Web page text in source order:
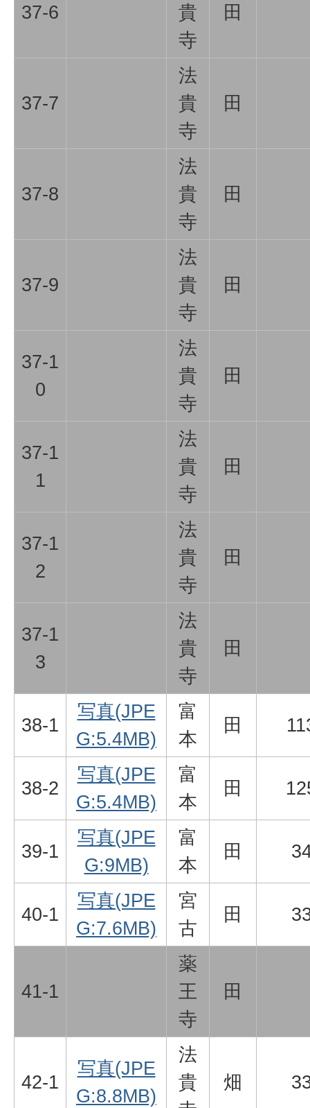
37-6
貴
寺
田
37-7
法
貴
寺
田
37-8
法
貴
寺
田
37-9
法
貴
寺
田
37-1
0
法
貴
寺
田
37-1
1
法
貴
寺
田
37-1
2
法
貴
寺
田
37-1
3
法
貴
寺
田
38-1
写真(JPE
G:5.4MB)
富
本
田
38-2
写真(JPE
G:5.4MB)
富
本
田
39-1
写真(JPE
G:9MB)
富
本
田
40-1
写真(JPE
G:7.6MB)
宮
古
田
41-1
薬
王
寺
田
42-1
写真(JPE
G:8.8MB)
法
貴
畑